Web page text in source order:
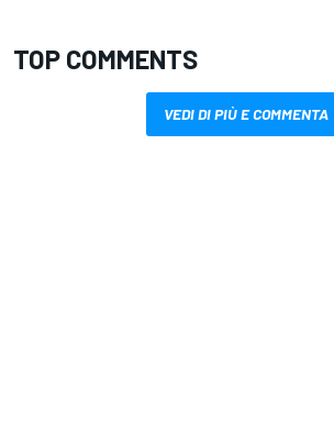
TOP COMMENTS
VEDI DI PIÙ E COMMENTA